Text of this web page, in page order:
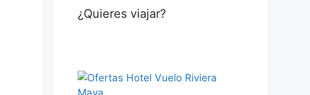
¿Quieres viajar?